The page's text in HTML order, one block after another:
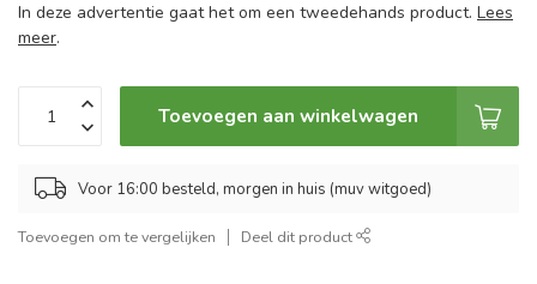
In deze advertentie gaat het om een tweedehands product. Lees
meer.
Toevoegen aan winkelwagen
Voor 16:00 besteld, morgen in huis (muv witgoed)
Toevoegen om te vergelijken Deel dit product